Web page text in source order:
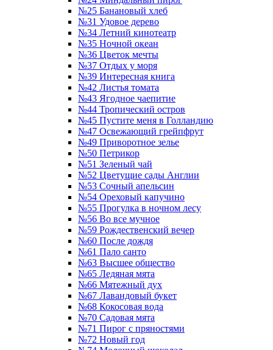
№25 Банановый хлеб
№31 Удовое дерево
№34 Летний кинотеатр
№35 Ночной океан
№36 Цветок мечты
№37 Отдых у моря
№39 Интересная книга
№42 Листья томата
№43 Ягодное чаепитие
№44 Тропический остров
№45 Пустите меня в Голландию
№47 Освежающий грейпфрут
№49 Приворотное зелье
№50 Петрикор
№51 Зеленый чай
№52 Цветущие сады Англии
№53 Сочный апельсин
№54 Ореховый капучино
№55 Прогулка в ночном лесу
№56 Во все мучное
№59 Рождественский вечер
№60 После дождя
№61 Пало санто
№63 Высшее общество
№65 Ледяная мята
№66 Мятежный дух
№67 Лавандовый букет
№68 Кокосовая вода
№70 Садовая мята
№71 Пирог с пряностями
№72 Новый год